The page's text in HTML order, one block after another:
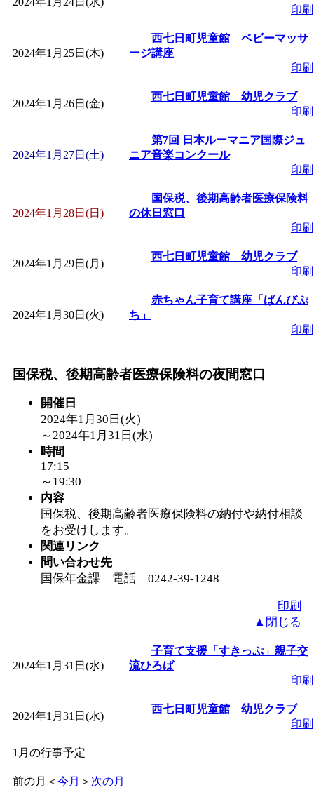
「みなづる号乗車体
」
印刷
2024年1月25日(木)
西七日町児童館 ベビーマッサ
ージ講座
印刷
2024年1月26日(金)
西七日町児童館 幼児クラブ
印刷
2024年1月27日(土)
第7回 日本ルーマニア国際ジュ
ニア音楽コンクール
印刷
2024年1月28日(日)
国保税、後期高齢者医療保険料
の休日窓口
印刷
2024年1月29日(月)
西七日町児童館 幼児クラブ
印刷
2024年1月30日(火)
赤ちゃん子育て講座「ばんびぷ
ち」
印刷
国保税、後期高齢者医療保険料の夜間窓口
開催日
2024年1月30日(火)
～2024年1月31日(水)
時間
17:15
～19:30
内容
国保税、後期高齢者医療保険料の納付や納付相談
をお受けします。
関連リンク
問い合わせ先
国保年金課 電話 0242-39-1248
印刷
▲閉じる
2024年1月31日(水)
子育て支援「すきっぷ」親子交
流ひろば
印刷
2024年1月31日(水)
西七日町児童館 幼児クラブ
印刷
1月の行事予定
前の月 ＜ 今月 ＞ 次の月